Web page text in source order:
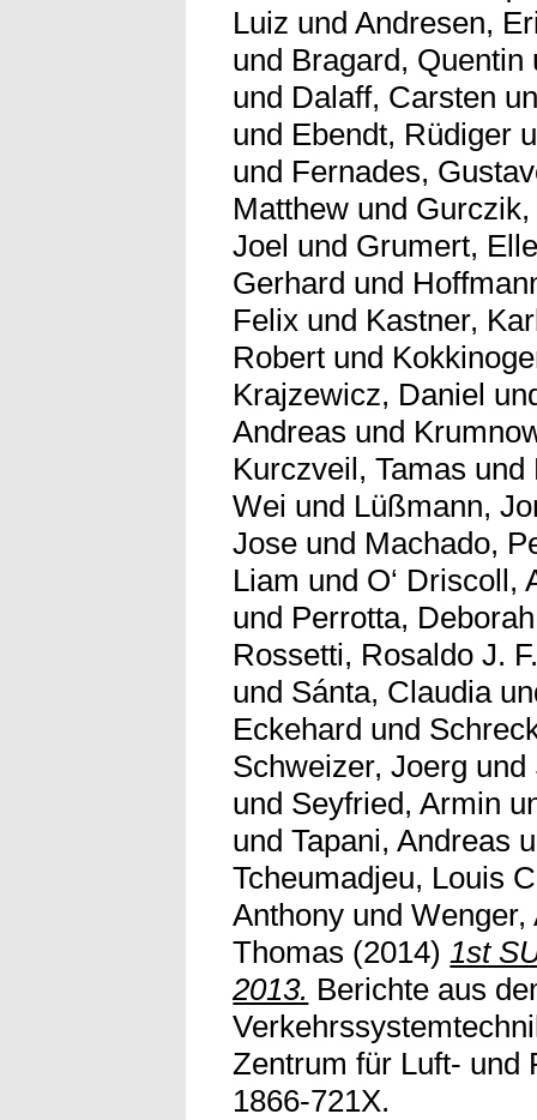
Luiz undAndresen,
und Bragard, Quentin
und Dalaff, Carsten
und Ebendt, Rüdiger
und Fernades,
Matthew und
Joel und Grumert,
Gerhard und
Felix und Kastner,
Robert und
Krajzewicz, Daniel
Andreas und
Kurczveil, Tamas und
Wei und Lüßmann,
Jose und Machado,
Liam und O‘ Driscoll,
und Perrotta, Deborah
Rossetti, Rosaldo J.
und Sánta, Claudia
Eckehard und
Schweizer, Joerg und
und Seyfried, Armin
undTapani, Andreas
Tcheumadjeu, Louis
Anthony undWenger,
Thomas (2014)1st
2013. Berichte aus
Zentrum für Luft- und
1866-721X.